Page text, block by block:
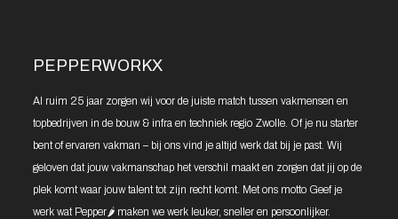
PEPPERWORKX
Al ruim 25 jaar zorgen wij voor de juiste match tussen vakmensen en
topbedrijven in de bouw & infra en techniek regio Zwolle. Of je nu starter
bent of ervaren vakman – bij ons vind je altijd werk dat bij je past. Wij
geloven dat jouw vakmanschap het verschil maakt en zorgen dat jij op de
plek komt waar jouw talent tot zijn recht komt. Met ons motto Geef je
werk wat Pepper🌶️ maken we werk leuker, sneller en persoonlijker.